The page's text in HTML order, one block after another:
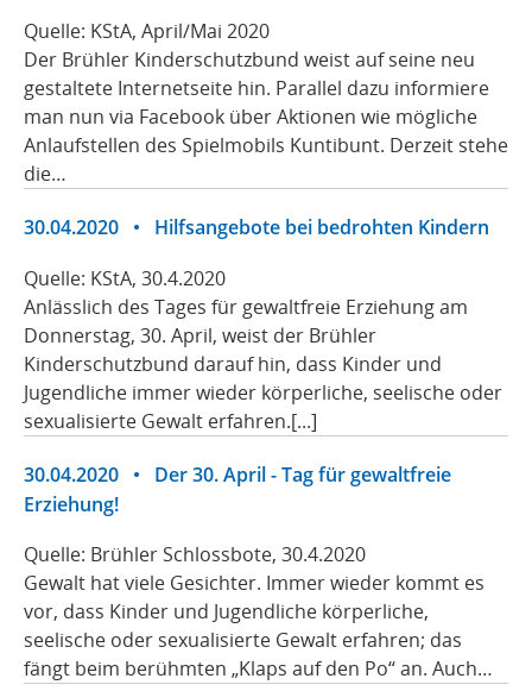
Quelle: KStA, April/Mai 2020
Der Brühler Kinderschutzbund weist auf seine neu
gestaltete Internetseite hin. Parallel dazu informiere
man nun via Facebook über Aktionen wie mögliche
Anlaufstellen des Spielmobils Kuntibunt. Derzeit stehe
die…
30.04.2020 • Hilfsangebote bei bedrohten Kindern
Quelle: KStA, 30.4.2020
Anlässlich des Tages für gewaltfreie Erziehung am
Donnerstag, 30. April, weist der Brühler
Kinderschutzbund darauf hin, dass Kinder und
Jugendliche immer wieder körperliche, seelische oder
sexualisierte Gewalt erfahren.[...]
30.04.2020 • Der 30. April - Tag für gewaltfreie
Erziehung!
Quelle: Brühler Schlossbote, 30.4.2020
Gewalt hat viele Gesichter. Immer wieder kommt es
vor, dass Kinder und Jugendliche körperliche,
seelische oder sexualisierte Gewalt erfahren; das
fängt beim berühmten „Klaps auf den Po“ an. Auch…